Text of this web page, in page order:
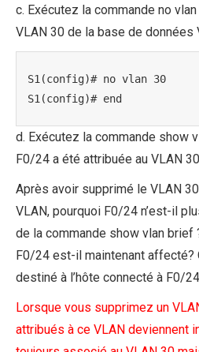
c. Exécutez la commande no
VLAN 30 de la base de données
S1(config)# no vlan 30
S1(config)# end
d. Exécutez la commande show
F0/24 a été attribuée au VLAN
Après avoir supprimé le VLAN
VLAN, pourquoi F0/24 n’est-il
de la commande show vlan brief
F0/24 est-il maintenant affecté?
destiné à l’hôte connecté à F0/
Lorsque vous supprimez un
attribués à ce VLAN deviennent